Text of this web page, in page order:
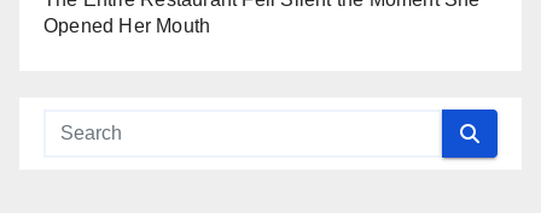
Opened Her Mouth